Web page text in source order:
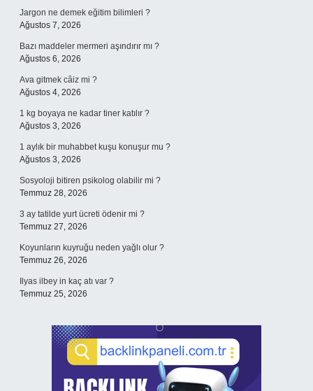
Jargon ne demek eğitim bilimleri ?
Ağustos 7, 2026
Bazı maddeler mermeri aşındırır mı ?
Ağustos 6, 2026
Ava gitmek câiz mi ?
Ağustos 4, 2026
1 kg boyaya ne kadar tiner katılır ?
Ağustos 3, 2026
1 aylık bir muhabbet kuşu konuşur mu ?
Ağustos 3, 2026
Sosyoloji bitiren psikolog olabilir mi ?
Temmuz 28, 2026
3 ay tatilde yurt ücreti ödenir mi ?
Temmuz 27, 2026
Koyunların kuyruğu neden yağlı olur ?
Temmuz 26, 2026
Ilyas ilbey in kaç atı var ?
Temmuz 25, 2026